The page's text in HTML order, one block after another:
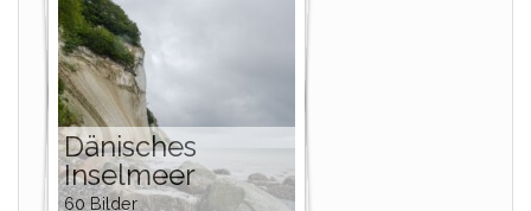
Dänisches
Inselmeer
60 Bilder